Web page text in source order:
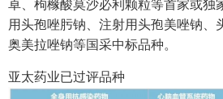
卓、枸橼酸莫沙必利颗粒等首家或独
用头孢唑肟钠、注射用头孢美唑钠、
奥美拉唑钠等国采中标品种。
亚太药业已过评品种